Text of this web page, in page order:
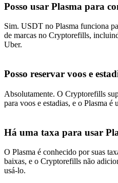
Posso usar Plasma para
Sim. USDT no Plasma funciona
de marcas no Cryptorefills,
Uber.
Posso reservar voos e
Absolutamente. O Cryptorefills
para voos e estadias, e o Plasma é
Há uma taxa para usar
O Plasma é conhecido por suas
baixas, e o Cryptorefills não
usá-lo.